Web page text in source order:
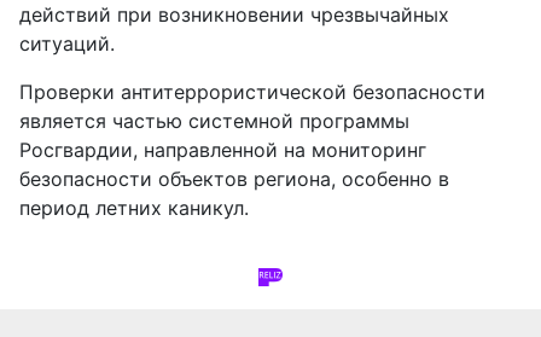
действий при возникновении чрезвычайных
ситуаций.
Проверки антитеррористической безопасности
является частью системной программы
Росгвардии, направленной на мониторинг
безопасности объектов региона, особенно в
период летних каникул.